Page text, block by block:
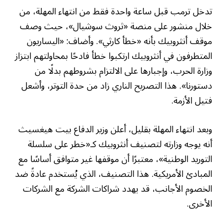
تدخل ترمب قبل ساعة واحدة فقط من انتهاء المهلة، من
خلال منشور على منصة «ثروث سوشيال»، حيث وصف
موقف أنثروبيك بأنه «خطأ كارثي». وأضاف: «اليساريون
المتطرفون في أنثروبيك ارتكبوا خطأ فادحًا بمحاولتهم ابتزاز
وزارة الحرب، وإجبارها على الالتزام بشروطهم بدلًا من
دستورنا». هذا التصريح الناري زاد من حدة التوتر، وأشعل
فتيل الأزمة.
وبعد انتهاء المهلة بقليل، أعلن وزير الدفاع بيت هيغسيث
أنه يوجه وزارته لتصنيف أنثروبيك كـ«خطر على سلسلة
التوريد الوطنية»، معتبرًا أن موقفها غير متوافق أساسًا مع
المبادئ الأمريكية. هذا التصنيف، الذي يُستخدم عادةً ضد
الخصوم الأجانب، قد يهدد شراكات الشركة مع الشركات
الأخرى.